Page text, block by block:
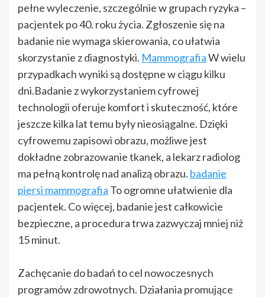
pełne wyleczenie, szczególnie w grupach ryzyka –
pacjentek po 40. roku życia. Zgłoszenie się na
badanie nie wymaga skierowania, co ułatwia
skorzystanie z diagnostyki. MammografiaW wielu
przypadkach wyniki są dostępne w ciągu kilku
dni.Badanie z wykorzystaniem cyfrowej
technologii oferuje komfort i skuteczność, które
jeszcze kilka lat temu były nieosiągalne. Dzięki
cyfrowemu zapisowi obrazu, możliwe jest
dokładne zobrazowanie tkanek, a lekarz radiolog
ma pełną kontrolę nad analizą obrazu. badanie
piersi mammografia To ogromne ułatwienie dla
pacjentek. Co więcej, badanie jest całkowicie
bezpieczne, a procedura trwa zazwyczaj mniej niż
15 minut.
Zachęcanie do badań to cel nowoczesnych
programów zdrowotnych. Działania promujące